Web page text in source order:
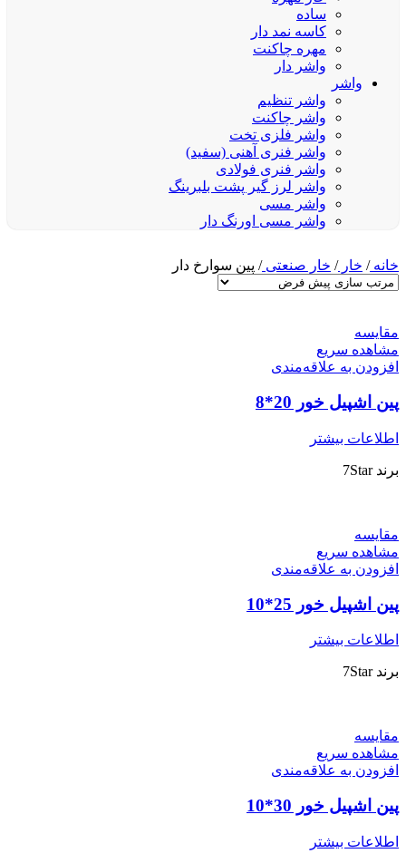
ساده
کاسه نمد دار
مهره چاکنت
واشر دار
واشر
واشر تنظیم
واشر چاکنت
واشر فلزی تخت
واشر فنری آهنی (سفید)
واشر فنری فولادی
واشر لرز گیر پشت بلبرینگ
واشر مسی
واشر مسی اورنگ دار
خانه/ خار/ خار صنعتی/ پین سوارخ دار
مقایسه
مشاهده سریع
افزودن به علاقه‌مندی
پین اشپیل خور 20*8
اطلاعات بیشتر
برند 7Star
مقایسه
مشاهده سریع
افزودن به علاقه‌مندی
پین اشپیل خور 25*10
اطلاعات بیشتر
برند 7Star
مقایسه
مشاهده سریع
افزودن به علاقه‌مندی
پین اشپیل خور 30*10
اطلاعات بیشتر